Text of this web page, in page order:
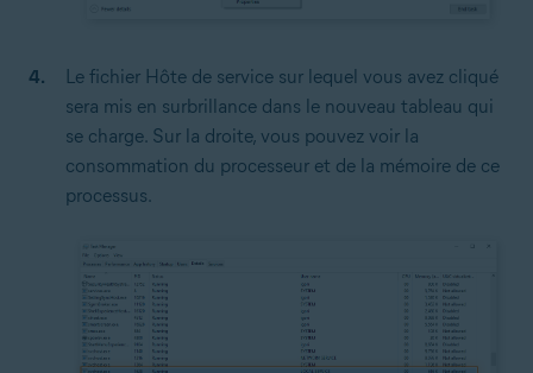
Le fichier Hôte de service sur lequel vous avez cliqué
sera mis en surbrillance dans le nouveau tableau qui
se charge. Sur la droite, vous pouvez voir la
consommation du processeur et de la mémoire de ce
processus.